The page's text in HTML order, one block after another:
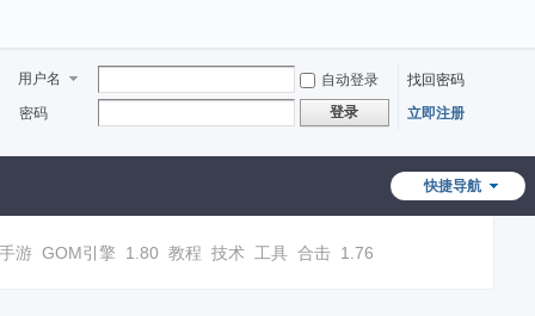
用户名 自动登录
找回密码
密码
登录 立即注册
快捷导航
游 GOM引擎 1.80 教程 技术 工具 合击 1.76